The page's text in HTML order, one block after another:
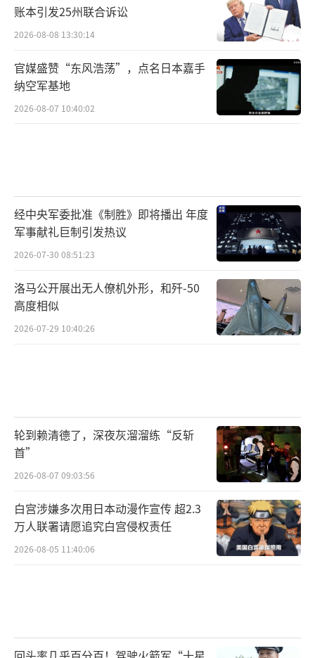
账本引发25州联合诉讼
2026-08-08 13:30:14
官媒盛赞“东风浩荡”，点名日本嘉手
纳空军基地
2026-08-07 10:40:02
经中央军委批准《制胜》即将播出 年度
军事献礼巨制引发热议
2026-07-30 08:51:23
洛马公开展出无人僚机外形，和歼-50
高度相似
2026-07-29 10:40:26
轮到赖清德了，深夜灰溜溜练“反斩
首”
2026-08-07 09:03:56
白宫涉嫌多次用日本动漫作宣传 超2.3
万人联署请愿追究白宫侵权责任
2026-08-05 11:40:06